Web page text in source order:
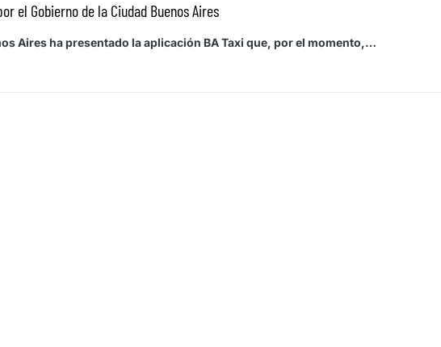
el Gobierno de la Ciudad Buenos Aires
Aires ha presentado la aplicación BA Taxi que, por el momento,…